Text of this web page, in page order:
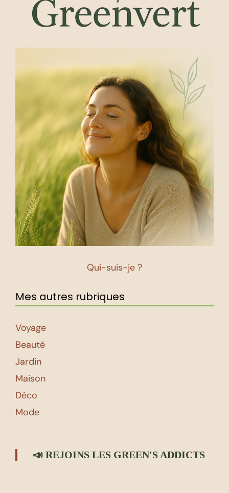
Qui-suis-je ?
Mes autres rubriques
Voyage
Beauté
Jardin
Maison
Déco
Mode
📣 REJOINS LES GREEN'S ADDICTS